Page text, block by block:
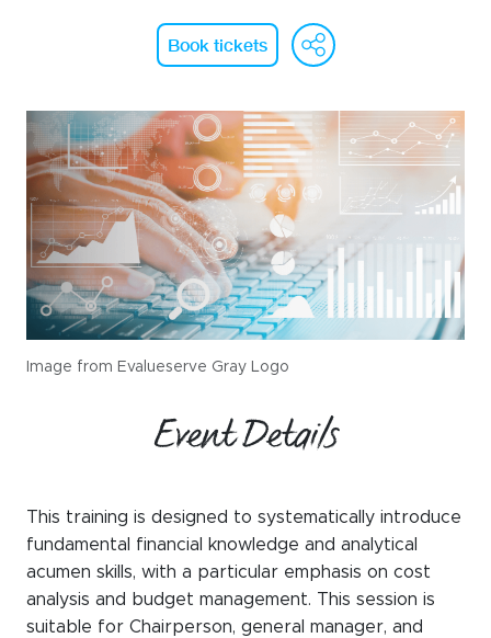
Live Lounge
Become a member
Contact
Book tickets
Image from Evalueserve Gray Logo
Event Details
This training is designed to systematically introduce
fundamental financial knowledge and analytical
acumen skills, with a particular emphasis on cost
analysis and budget management. This session is
suitable for Chairperson, general manager, and